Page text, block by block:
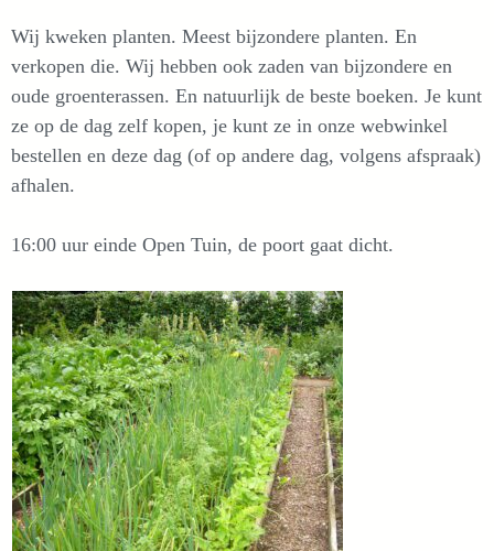
Wij kweken planten. Meest bijzondere planten. En
verkopen die. Wij hebben ook zaden van bijzondere en
oude groenterassen. En natuurlijk de beste boeken. Je kunt
ze op de dag zelf kopen, je kunt ze in onze webwinkel
bestellen en deze dag (of op andere dag, volgens afspraak)
afhalen.
16:00 uur einde Open Tuin, de poort gaat dicht.